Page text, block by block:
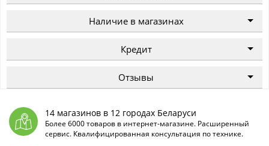
Наличие в магазинах
Кредит
Отзывы
14 магазинов в 12 городах Беларуси
Более 6000 товаров в интернет-магазине. Расширенный
сервис. Квалифицированная консультация по технике.